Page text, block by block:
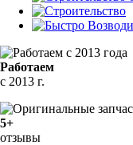
Работаем
с 2013 г.
5+
отзывы